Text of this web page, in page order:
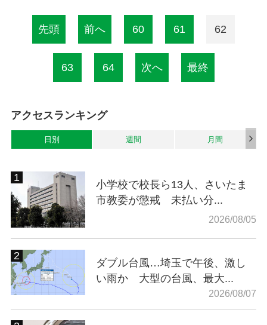
先頭 前へ 60 61 62
63 64 次へ 最終
アクセスランキング
日別 週間 月間
小学校で校長ら13人、さいたま
市教委が懲戒 未払い分...
2026/08/05
ダブル台風…埼玉で午後、激し
い雨か 大型の台風、最大...
2026/08/07